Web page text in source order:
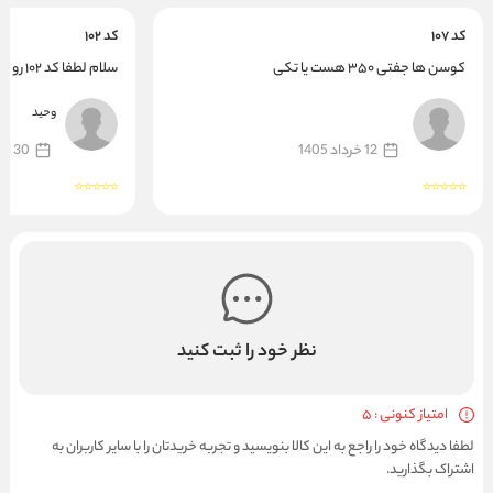
کد ۱۰۷
کوسن ها جفتی ۳۵۰ هست یا تکی
12 خرداد 1405
کد ۱۰۲
سلام لطفا کد ۱۰۲ رو شارژ بفرمایید
وحید
30 اردیبهشت 1405
نظر خود را ثبت کنید
امتیاز کنونی : 5
لطفا دیدگاه خود را راجع به این کالا بنویسید و تجربه خریدتان را با سایر کاربران به
اشتراک بگذارید.